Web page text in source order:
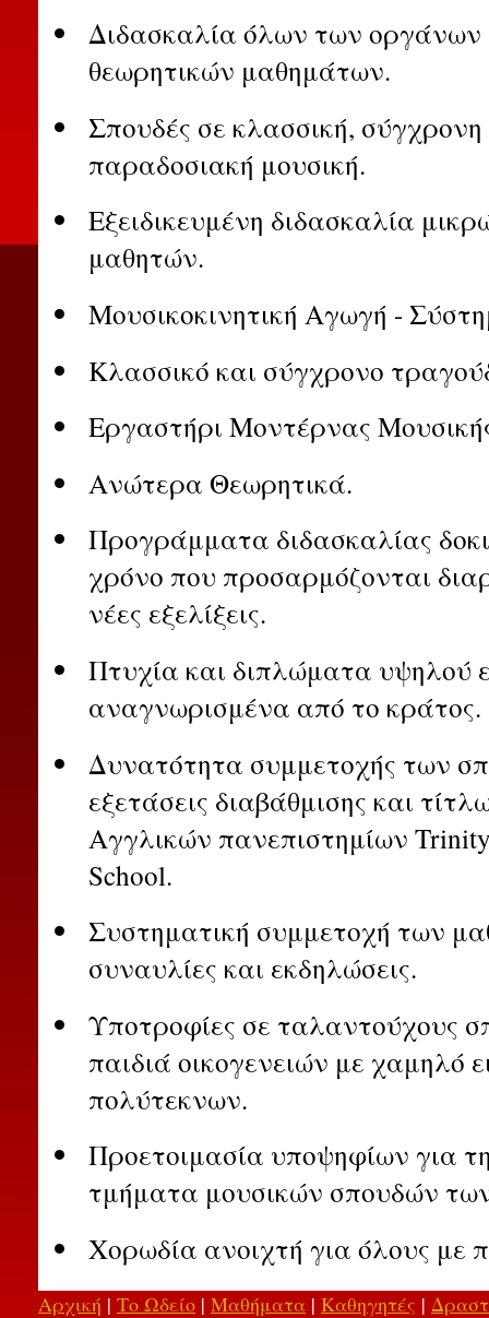
Διδασκαλία όλων των οργάνων
θεωρητικών μαθημάτων.
Σπουδές σε κλασσική, σύγχρονη
παραδοσιακή μουσική.
Εξειδικευμένη διδασκαλία
μαθητών.
Μουσικοκινητική Αγωγή -
Κλασσικό και σύγχρονο
Εργαστήρι Μοντέρνας
Ανώτερα Θεωρητικά.
Προγράμματα διδασκαλίας
χρόνο που προσαρμόζονται
νέες εξελίξεις.
Πτυχία και διπλώματα υψηλού
αναγνωρισμένα από το κράτος.
Δυνατότητα συμμετοχής των
εξετάσεις διαβάθμισης και
Αγγλικών πανεπιστημίων
School.
Συστηματική συμμετοχή των
συναυλίες και εκδηλώσεις.
Υποτροφίες σε ταλαντούχους
παιδιά οικογενειών με χαμηλό
πολύτεκνων.
Προετοιμασία υποψηφίων για
τμήματα μουσικών σπουδών
Χορωδία ανοιχτή για όλους με
Αρχική | Το Ωδείο | Μαθήματα | Καθηγητές |